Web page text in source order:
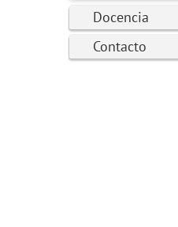
Docencia
Contacto